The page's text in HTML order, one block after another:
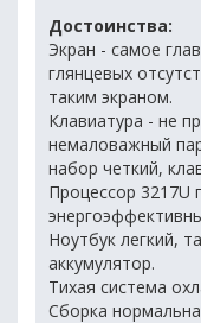
Достоинства:
Экран - самое
глянцевых
таким экраном.
Клавиатура - не
немаловажный
набор четкий,
Процессор 3217U
Ноутбук легкий,
аккумулятор.
Тихая система
Сборка